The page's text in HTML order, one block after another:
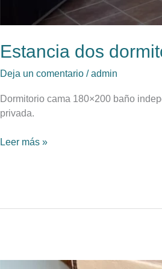
Estancia dos
Deja un comentario /admin
Dormitorio cama 180×200 baño
privada.
Leer más »